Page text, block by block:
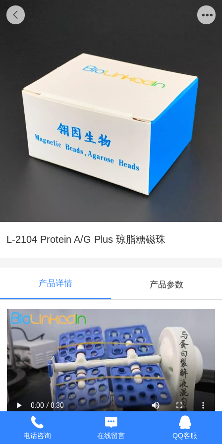
L-2104 Protein A/G Plus 琼脂糖磁珠
产品详情 产品参数
电话咨询 在线留言 QQ客服